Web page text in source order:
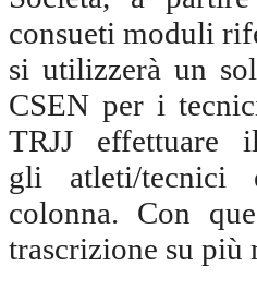
consueti moduli
si utilizzerà un
CSEN per i
TRJJ effettuare
gli atleti/tecnici
colonna. Con
trascrizione su